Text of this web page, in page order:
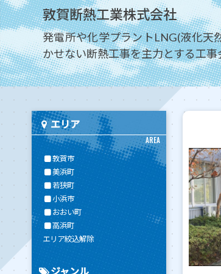
敦賀断熱工業株式会社
発電所や化学プラントLNG(液化天
かせない断熱工事を主力とする工事
エリア
AREA
敦賀市
美浜町
若狭町
小浜市
おおい町
高浜町
エリア絞込解除
ジャンル